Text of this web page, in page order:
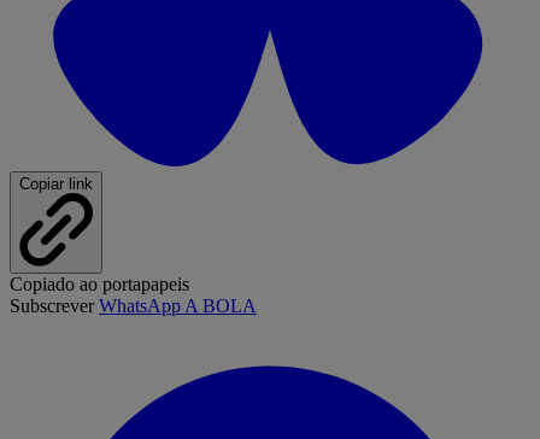
Copiar link
Copiado ao portapapeis
SubscreverWhatsApp A BOLA